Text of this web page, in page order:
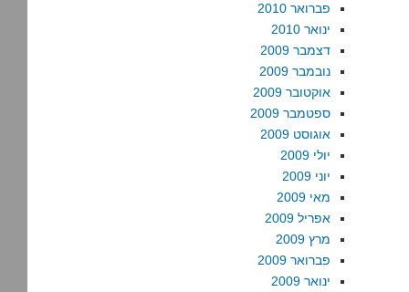
פברואר 2010
ינואר 2010
דצמבר 2009
נובמבר 2009
אוקטובר 2009
ספטמבר 2009
אוגוסט 2009
יולי 2009
יוני 2009
מאי 2009
אפריל 2009
מרץ 2009
פברואר 2009
ינואר 2009